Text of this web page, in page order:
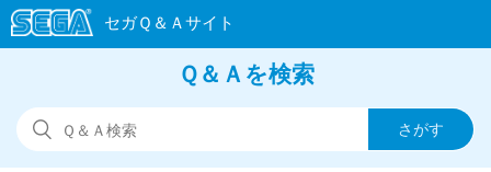
Ｑ＆Ａを検索